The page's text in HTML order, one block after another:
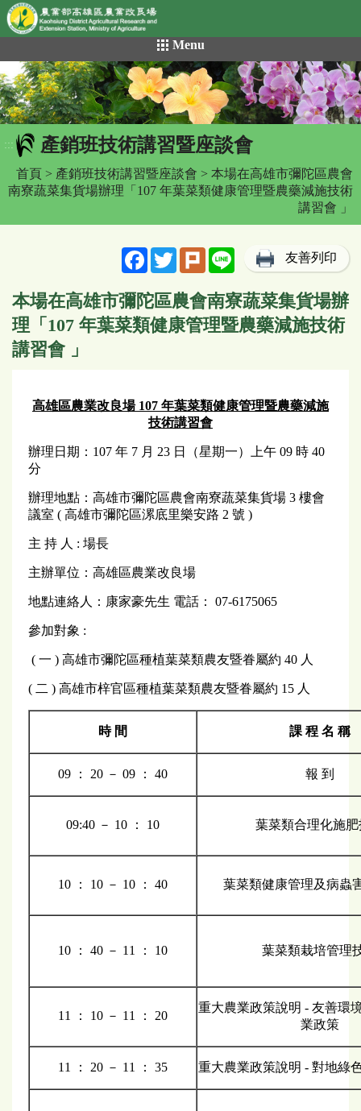
網頁置頂
到
主
要
內
容
區
Menu
::: 產銷班技術講習暨座談會
首頁 > 產銷班技術講習暨座談會 > 本場在高雄市彌陀區農會
南寮蔬菜集貨場辦理「107 年葉菜類健康管理暨農藥減施技術
講習會 」
FacebookTwitterPlurk Line 友善列印
本場在高雄市彌陀區農會南寮蔬菜集貨場辦
理「107 年葉菜類健康管理暨農藥減施技術
講習會 」
高雄區農業改良場 107 年葉菜類健康管理暨農藥減施
技術講習會
辦理日期：107 年 7 月 23 日（星期一）上午 09 時 40
分
辦理地點：高雄市彌陀區農會南寮蔬菜集貨場 3 樓會
議室 ( 高雄市彌陀區漯底里樂安路 2 號 )
主 持 人 : 場長
主辦單位：高雄區農業改良場
地點連絡人：康家豪先生 電話： 07-6175065
參加對象 :
( 一 ) 高雄市彌陀區種植葉菜類農友暨眷屬約 40 人
( 二 ) 高雄市梓官區種植葉菜類農友暨眷屬約 15 人
時 間 課 程 名 稱
09 ： 20 － 09 ： 40 報 到
09:40 － 10 ： 10 葉菜類合理化施肥
10 ： 10 － 10 ： 40 葉菜類健康管理及病蟲
10 ： 40 － 11 ： 10 葉菜類栽培管理
11 ： 10 － 11 ： 20
重大農業政策說明 - 友善環
業政策
11 ： 20 － 11 ： 35 重大農業政策說明 - 對地綠